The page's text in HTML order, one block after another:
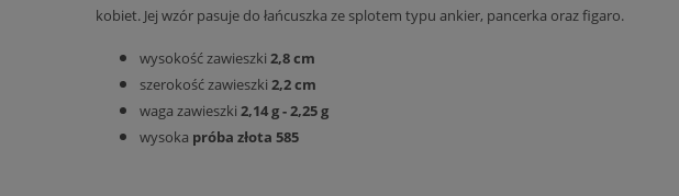
kobiet. Jej wzór pasuje do łańcuszka ze splotem typu ankier, pancerka oraz figaro.
wysokość zawieszki 2,8 cm
szerokość zawieszki 2,2 cm
waga zawieszki 2,14 g - 2,25 g
wysoka próba złota 585